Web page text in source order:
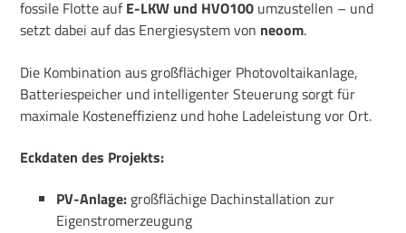
fossile Flotte aufE-LKW und HVO100 umzustellen – und
setzt dabei auf das Energiesystem von neoom.
Die Kombination aus großflächiger Photovoltaikanlage,
Batteriespeicher und intelligenter Steuerung sorgt für
maximale Kosteneffizienz und hohe Ladeleistung vor Ort.
Eckdaten des Projekts:
PV-Anlage: großflächige Dachinstallation zur
Eigenstromerzeugung